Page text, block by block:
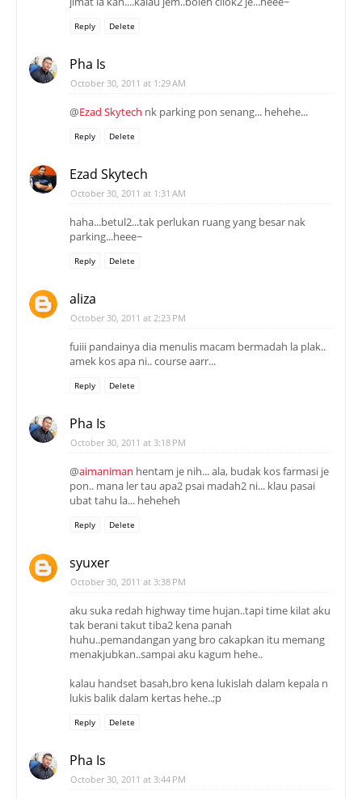
Reply Delete
Pha Is
October 30, 2011 at 1:29 AM
@Ezad Skytech nk parking pon senang... hehehe...
Reply Delete
Ezad Skytech
October 30, 2011 at 1:31 AM
haha...betul2...tak perlukan ruang yang besar nak
parking...heee~
Reply Delete
aliza
October 30, 2011 at 2:23 PM
fuiii pandainya dia menulis macam bermadah la plak..
amek kos apa ni.. course aarr...
Reply Delete
Pha Is
October 30, 2011 at 3:18 PM
@aimaniman hentam je nih... ala, budak kos farmasi je
pon.. mana ler tau apa2 psai madah2 ni... klau pasai
ubat tahu la... heheheh
Reply Delete
syuxer
October 30, 2011 at 3:38 PM
aku suka redah highway time hujan..tapi time kilat aku
tak berani takut tiba2 kena panah
huhu..pemandangan yang bro cakapkan itu memang
menakjubkan..sampai aku kagum hehe..
kalau handset basah,bro kena lukislah dalam kepala n
lukis balik dalam kertas hehe..;p
Reply Delete
Pha Is
October 30, 2011 at 3:44 PM